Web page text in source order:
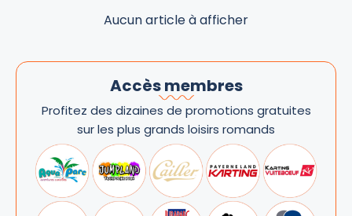
Aucun article à afficher
Accès membres
Profitez des dizaines de promotions gratuites
sur les plus grands loisirs romands